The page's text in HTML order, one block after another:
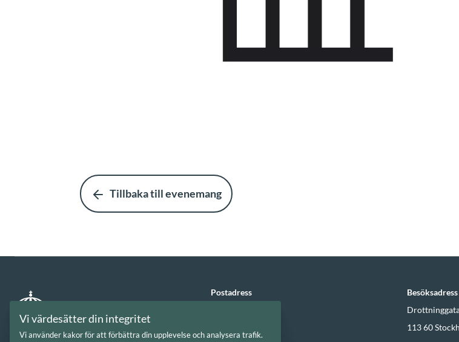
Tillbaka till evenemang
Postadress
Besöksadress
113 60
Vi värdesätter din integritet
Vi använder kakor för att förbättra din upplevelse och analysera trafik.